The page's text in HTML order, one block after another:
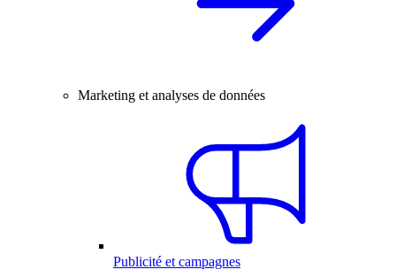
Marketing et analyses de données
Publicité et campagnes